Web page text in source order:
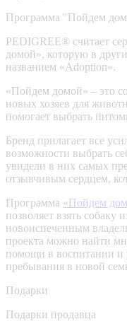
Программа "Пойдем
PEDIGREE® считает
домой», которую в
названием «Adoption».
«Пойдем домой» – это
новых хозяев для
помогает выбрать
Бренд прилагает все
возможности выбрать
увидели в них самых
отзывчивым сердцем,
Программа «Пойдем
позволяет взять собаку
новоиспеченным
проекта можно найти
помощи в воспитании и
пребывания в новой
Подарки
Подарки продавца